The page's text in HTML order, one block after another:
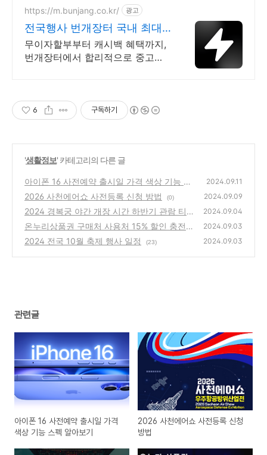
https://m.bunjang.co.kr/ 광고
전국행사 번개장터 국내 최대
브랜드 중고거래
무이자할부부터 캐시백 혜택까지,
번개장터에서 합리적으로 중고거
6 구독하기
'생활정보' 카테고리의 다른 글
아이폰 16 사전예약 출시일 가격 색상 기능 스
펙 알아보기
(2)
2024.09.11
2026 사천에어쇼 사전등록 신청 방법 (0) 2024.09.09
2024 경복궁 야간 개장 시간 하반기 관람 티켓
예매 하기
(2)
2024.09.04
온누리상품권 구매처 사용처 15% 할인 충전식
카드형 등록 및 사용방법
(0)
2024.09.03
2024 전국 10월 축제 행사 일정 (23) 2024.09.03
관련글
아이폰 16 사전예약 출시일 가격
색상 기능 스펙 알아보기
2026 사천에어쇼 사전등록 신청
방법